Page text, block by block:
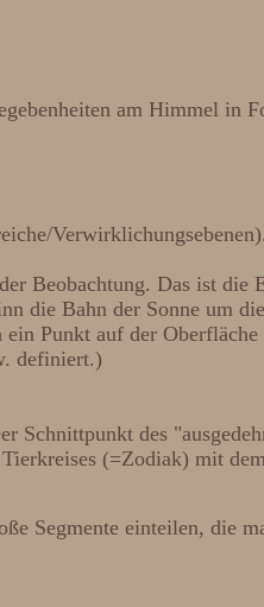
am Himmel in
Verwirklichungsebenen).
Beobachtung. Das ist die
die Bahn der Sonne um
Punkt auf der
definiert.)
Schnittpunkt des
(=Zodiak) mit
Segmente einteilen, die